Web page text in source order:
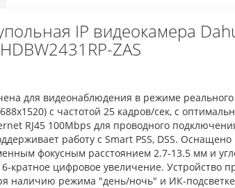
IP видеокамера
HDBW2431RP-ZAS
для видеонаблюдения в режиме
с частотой 25 кадров/сек, с
RJ45 100Mbps для проводного
работу с Smart PSS, DSS.
фокусным расстоянием 2.7-13.5 мм и
кратное цифровое увеличение. Устройство
наличию режима "день/ночь" и ИК-